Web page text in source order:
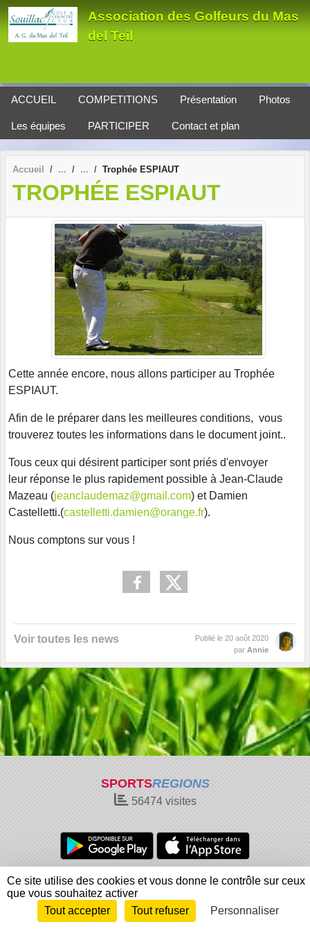
Association des Golfeurs du Mas
del Teil
ACCUEIL COMPETITIONS Présentation Photos
Les équipes PARTICIPER Contact et plan
Accueil Trophée ESPIAUT
TROPHÉE ESPIAUT
Cette année encore, nous allons participer au Trophée
ESPIAUT.
Afin de le préparer dans les meilleures conditions, vous
trouverez toutes les informations dans le document joint..
Tous ceux qui désirent participer sont priés d'envoyer
leur réponse le plus rapidement possible à Jean-Claude
Mazeau (jeanclaudemaz@gmail.com) et Damien
Castelletti.(castelletti.damien@orange.fr).
Nous comptons sur vous !
Voir toutes les news Publié le 20 août 2020
par Annie
SPORTSREGIONS
56474visites
Charte cookies
Gestion des cookies
Informations légales
Signaler un contenu inapproprié
Envie de participer ?
Connexion
Panneau de gestion des cookies
Ce site utilise des cookies et vous donne le contrôle sur ceux
que vous souhaitez activer
Tout accepter
Tout refuser Personnaliser